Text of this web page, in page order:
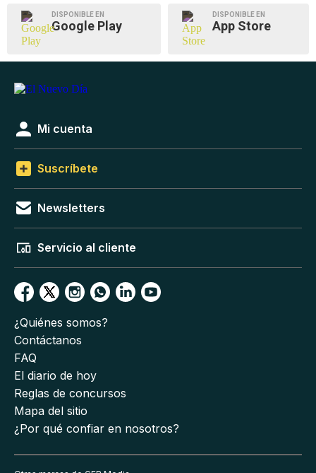
DISPONIBLE EN
Google Play
DISPONIBLE EN
App Store
Mi cuenta
Suscríbete
Newsletters
Servicio al cliente
¿Quiénes somos?
Contáctanos
FAQ
El diario de hoy
Reglas de concursos
Mapa del sitio
¿Por qué confiar en nosotros?